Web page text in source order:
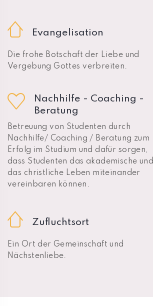
Evangelisation
Die frohe Botschaft der Liebe und
Vergebung Gottes verbreiten.
Nachhilfe - Coaching -
Beratung
Betreuung von Studenten durch
Nachhilfe/ Coaching / Beratung zum
Erfolg im Studium und dafür sorgen,
dass Studenten das akademische und
das christliche Leben miteinander
vereinbaren können.
Zufluchtsort
Ein Ort der Gemeinschaft und
Nächstenliebe.